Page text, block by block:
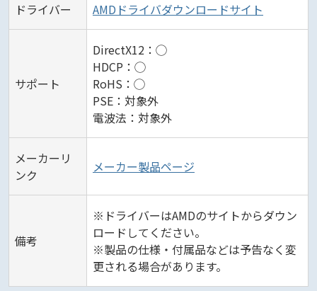
ドライバー AMDドライバダウンロードサイト
サポート
DirectX12：◯
HDCP：◯
RoHS：◯
PSE：対象外
電波法：対象外
メーカーリ
ンク
メーカー製品ページ
備考
※ドライバーはAMDのサイトからダウン
ロードしてください。
※製品の仕様・付属品などは予告なく変
更される場合があります。